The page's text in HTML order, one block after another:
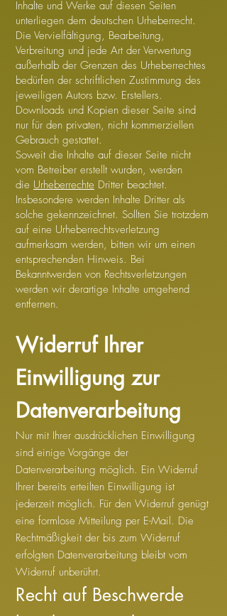
Inhalte und Werke auf diesen Seiten
unterliegen dem deutschen Urheberrecht.
Die Vervielfältigung, Bearbeitung,
Verbreitung und jede Art der Verwertung
außerhalb der Grenzen des Urheberrechtes
bedürfen der schriftlichen Zustimmung des
jeweiligen Autors bzw. Erstellers.
Downloads und Kopien dieser Seite sind
nur für den privaten, nicht kommerziellen
Gebrauch gestattet.
Soweit die Inhalte auf dieser Seite nicht
vom Betreiber erstellt wurden, werden
die Urheberrechte Dritter beachtet.
Insbesondere werden Inhalte Dritter als
solche gekennzeichnet. Sollten Sie trotzdem
auf eine Urheberrechtsverletzung
aufmerksam werden, bitten wir um einen
entsprechenden Hinweis. Bei
Bekanntwerden von Rechtsverletzungen
werden wir derartige Inhalte umgehend
entfernen.
Widerruf Ihrer
Einwilligung zur
Datenverarbeitung
Nur mit Ihrer ausdrücklichen Einwilligung
sind einige Vorgänge der
Datenverarbeitung möglich. Ein Widerruf
Ihrer bereits erteilten Einwilligung ist
jederzeit möglich. Für den Widerruf genügt
eine formlose Mitteilung per E-Mail. Die
Rechtmäßigkeit der bis zum Widerruf
erfolgten Datenverarbeitung bleibt vom
Widerruf unberührt.
Recht auf Beschwerde